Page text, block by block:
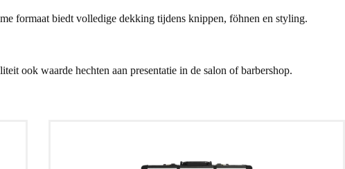
formaat biedt volledige dekking tijdens knippen, föhnen en styling.
ook waarde hechten aan presentatie in de salon of barbershop.